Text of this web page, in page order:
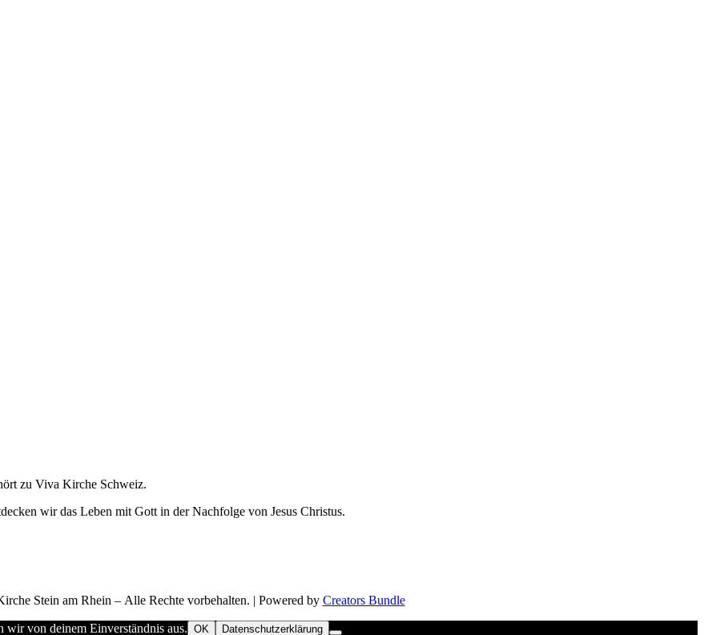
zu Viva Kirche Schweiz.
wir das Leben mit Gott in der Nachfolge von Jesus Christus.
Stein am Rhein – Alle Rechte vorbehalten. | Powered by Creators Bundle
wir von deinem Einverständnis aus. OK Datenschutzerklärung